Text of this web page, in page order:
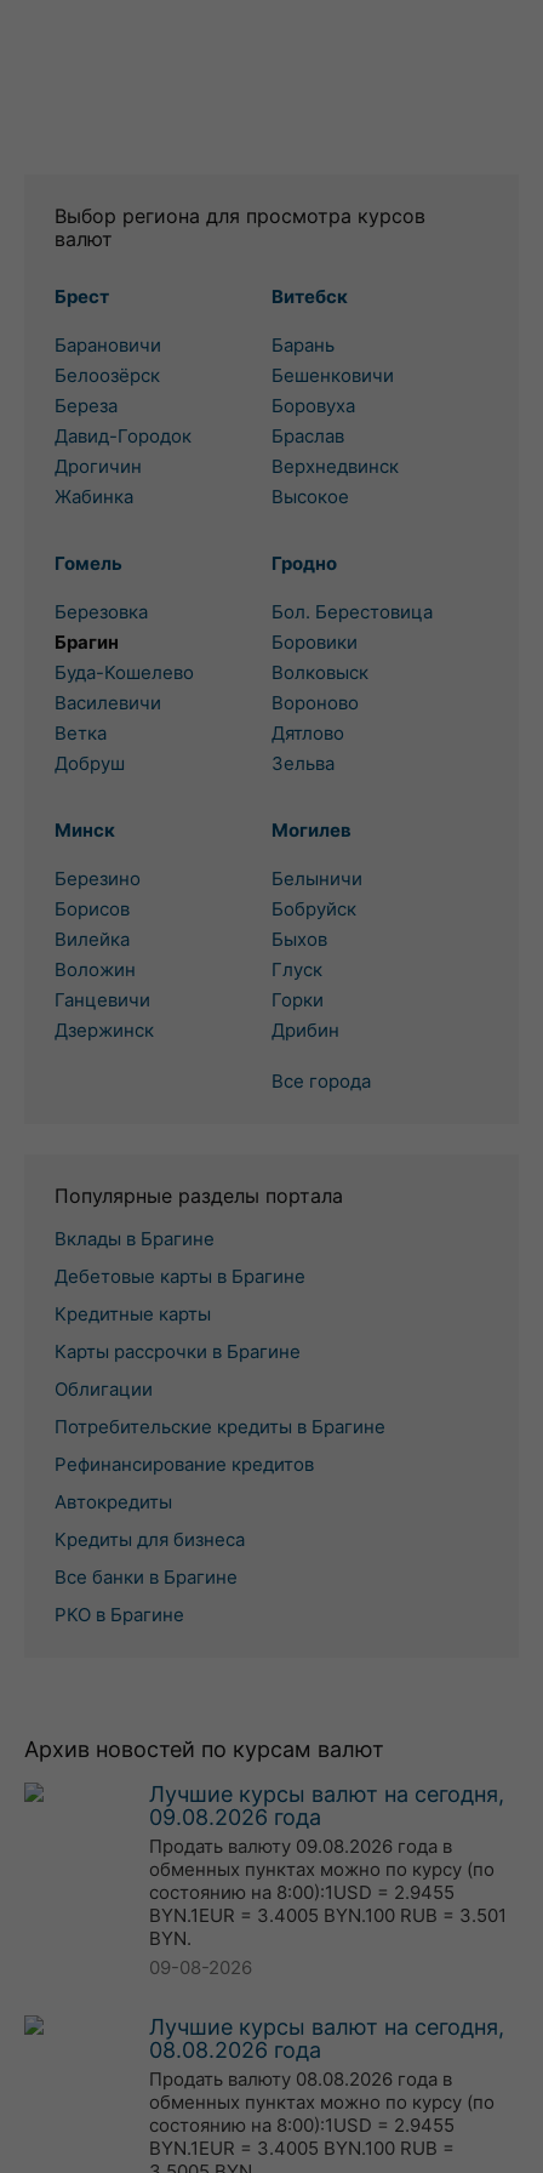
Выбор региона для просмотра курсов
валют
Брест
Барановичи
Белоозёрск
Береза
Давид-Городок
Дрогичин
Жабинка
Витебск
Барань
Бешенковичи
Боровуха
Браслав
Верхнедвинск
Высокое
Гомель
Березовка
Брагин
Буда-Кошелево
Василевичи
Ветка
Добруш
Гродно
Бол. Берестовица
Боровики
Волковыск
Вороново
Дятлово
Зельва
Минск
Березино
Борисов
Вилейка
Воложин
Ганцевичи
Дзержинск
Могилев
Белыничи
Бобруйск
Быхов
Глуск
Горки
Дрибин
Все города
Популярные разделы портала
Вклады в Брагине
Дебетовые карты в Брагине
Кредитные карты
Карты рассрочки в Брагине
Облигации
Потребительские кредиты в Брагине
Рефинансирование кредитов
Автокредиты
Кредиты для бизнеса
Все банки в Брагине
РКО в Брагине
Архив новостей по курсам валют
Лучшие курсы валют на сегодня,
09.08.2026 года
Продать валюту 09.08.2026 года в
обменных пунктах можно по курсу (по
состоянию на 8:00):1USD = 2.9455
BYN.1EUR = 3.4005 BYN.100 RUB = 3.501
BYN.
09-08-2026
Лучшие курсы валют на сегодня,
08.08.2026 года
Продать валюту 08.08.2026 года в
обменных пунктах можно по курсу (по
состоянию на 8:00):1USD = 2.9455
BYN.1EUR = 3.4005 BYN.100 RUB =